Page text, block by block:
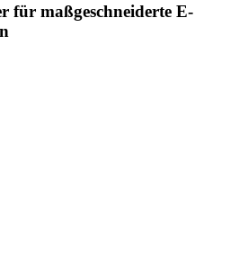
für maßgeschneiderte E-